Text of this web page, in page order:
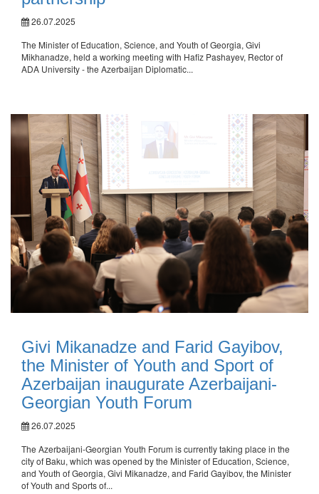
26.07.2025
The Minister of Education, Science, and Youth of Georgia, Givi
Mikhanadze, held a working meeting with Hafiz Pashayev, Rector of
ADA University - the Azerbaijan Diplomatic...
Givi Mikanadze and Farid Gayibov,
the Minister of Youth and Sport of
Azerbaijan inaugurate Azerbaijani-
Georgian Youth Forum
26.07.2025
The Azerbaijani-Georgian Youth Forum is currently taking place in the
city of Baku, which was opened by the Minister of Education, Science,
and Youth of Georgia, Givi Mikanadze, and Farid Gayibov, the Minister
of Youth and Sports of...